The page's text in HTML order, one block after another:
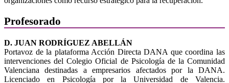
Profesorado
D. JUAN RODRÍGUEZ ABELLÁN
Portavoz de la plataforma Acción Directa DANA que coordina las
intervenciones del Colegio Oficial de Psicología de la Comunidad
Valenciana destinadas a empresarios afectados por la DANA.
Licenciado en Psicología por la Universidad de Valencia.